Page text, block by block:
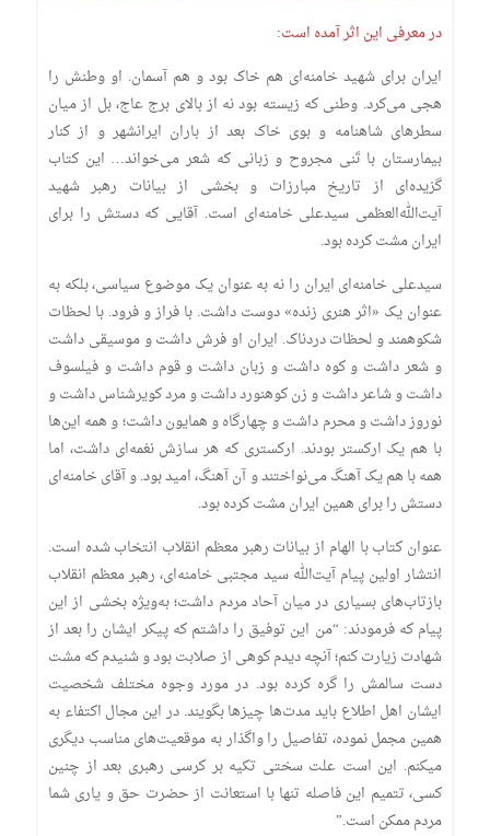
در معرفی این اثر آمده است:
ایران برای شهید خامنه‌ای هم خاک بود و هم آسمان. او وطنش را
هجی می‌کرد. وطنی که زیسته بود نه از بالای برج عاج، بل از میان
سطرهای شاهنامه و بوی خاک بعد از باران ایرانشهر و از کنار
بیمارستان با تَنی مجروح و زبانی که شعر می‌خواند… این کتاب
گزیده‌ای از تاریخ مبارزات و بخشی از بیانات رهبر شهید
آیت‌الله‌العظمی سیدعلی خامنه‌ای است. آقایی که دستش را برای
ایران مشت کرده بود.
سیدعلی خامنه‌ای ایران را نه به عنوان یک موضوع سیاسی، بلکه به
عنوان یک «اثر هنری زنده» دوست داشت. با فراز و فرود. با لحظات
شکوهمند و لحظات دردناک. ایران او فرش داشت و موسیقی داشت
و شعر داشت و کوه داشت و زبان داشت و قوم داشت و فیلسوف
داشت و شاعر داشت و زن کوهنورد داشت و مرد کویرشناس داشت و
نوروز داشت و محرم داشت و چهارگاه و همایون داشت؛ و همه این‌ها
با هم یک ارکستر بودند. ارکستری که هر سازش نغمه‌ای داشت، اما
همه با هم یک آهنگ می‌نواختند و آن آهنگ، امید بود. و آقای خامنه‌ای
دستش را برای همین ایران مشت کرده بود.
عنوان کتاب با الهام از بیانات رهبر معظم انقلاب انتخاب شده است.
انتشار اولین پیام آیت‌الله سید مجتبی خامنه‌ای، رهبر معظم انقلاب
بازتاب‌های بسیاری در میان آحاد مردم داشت؛ به‌ویژه بخشی از این
پیام که فرمودند: “من این توفیق را داشتم که پیکر ایشان را بعد از
شهادت زیارت کنم؛ آنچه دیدم کوهی از صلابت بود و شنیدم که مشت
دست سالمش را گره کرده بود. در مورد وجوه مختلف شخصیت
ایشان اهل اطلاع باید مدت‌ها چیزها بگویند. در این مجال اکتفاء به
همین مجمل نموده، تفاصیل را واگذار به موقعیت‌های مناسب دیگری
میکنم. این است علت سختی تکیه بر کرسی رهبری بعد از چنین
کسی، تتمیم این فاصله تنها با استعانت از حضرت حق و یاری شما
مردم ممکن است.”